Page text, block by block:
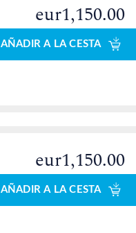
eur1,150.00
AÑADIR A LA CESTA
eur1,150.00
AÑADIR A LA CESTA